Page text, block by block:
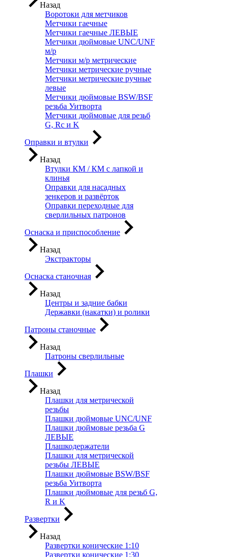
Назад
Воротоки для метчиков
Метчики гаечные
Метчики гаечные ЛЕВЫЕ
Метчики дюймовые UNC/UNF
м/р
Метчики м/р метрические
Метчики метрические ручные
Метчики метрические ручные
левые
Метчики дюймовые BSW/BSF
резьба Уитворта
Метчики дюймовые для резьб
G, Rc и K
Оправки и втулки
Назад
Втулки КМ / КМ с лапкой и
клинья
Оправки для насадных
зенкеров и развёрток
Оправки переходные для
сверлильных патронов
Оснаска и приспособление
Назад
Экстракторы
Оснаска станочная
Назад
Центры и задние бабки
Державки (накатки) и ролики
Патроны станочные
Назад
Патроны сверлильные
Плашки
Назад
Плашки для метрической
резьбы
Плашки дюймовые UNC/UNF
Плашки дюймовые резьба G
ЛЕВЫЕ
Плашкодержатели
Плашки для метрической
резьбы ЛЕВЫЕ
Плашки дюймовые BSW/BSF
резьба Уитворта
Плашки дюймовые для резьб G,
R и K
Развертки
Назад
Развертки конические 1:10
Развертки конические 1:30